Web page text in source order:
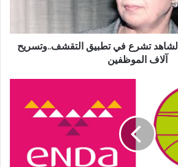
تشرع في تطبيق التقشف..وتسريح
آلاف الموظفين